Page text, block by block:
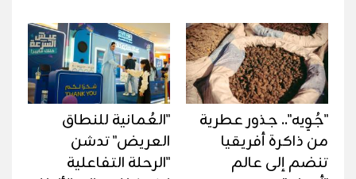
"جُوِيه".. جذور عطرية
من ذاكرة أفريقيا
تنضم إلى عالم
"العُمانية للنطاق
العريض" تدشن
"الرحلة التفاعلية